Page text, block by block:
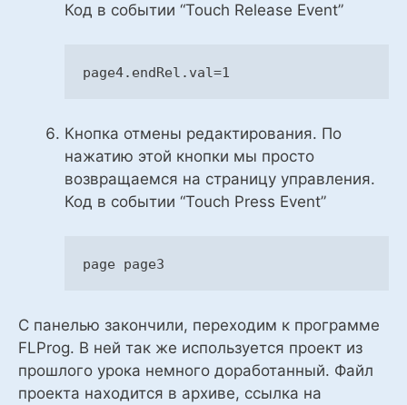
Код в событии “Touch Release Event”
page4.endRel .val=1
Кнопка отмены редактирования. По
нажатию этой кнопки мы просто
возвращаемся на страницу управления.
Код в событии “Touch Press Event”
page page3
С панелью закончили, переходим к программе
FLProg. В ней так же используется проект из
прошлого урока немного доработанный. Файл
проекта находится в архиве, ссылка на